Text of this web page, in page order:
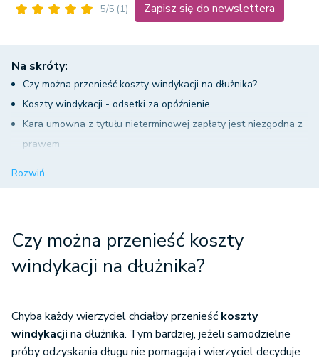
5/5 (1) Zapisz się do newslettera
Na skróty:
Czy można przenieść koszty windykacji na dłużnika?
Koszty windykacji - odsetki za opóźnienie
Kara umowna z tytułu nieterminowej zapłaty jest niezgodna z
prawem
Rozwiń
Czy można przenieść koszty
windykacji na dłużnika?
Chyba każdy wierzyciel chciałby przenieść koszty
windykacji na dłużnika. Tym bardziej, jeżeli samodzielne
próby odzyskania długu nie pomagają i wierzyciel decyduje